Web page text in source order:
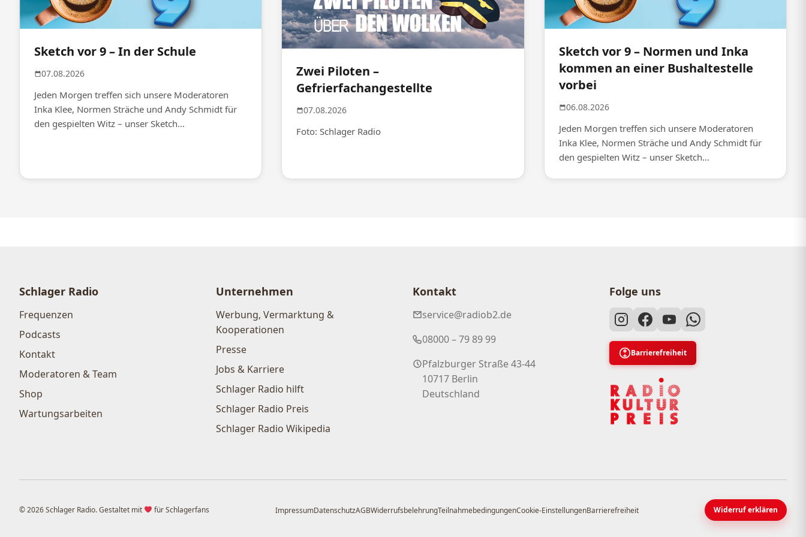
Sketch vor 9 – In der Schule
07.08.2026
Jeden Morgen treffen sich unsere Moderatoren
Inka Klee, Normen Sträche und Andy Schmidt für
den gespielten Witz – unser Sketch...
Zwei Piloten –
Gefrierfachangestellte
07.08.2026
Foto: Schlager Radio
Sketch vor 9 – Normen und Inka
kommen an einer Bushaltestelle
vorbei
06.08.2026
Jeden Morgen treffen sich unsere Moderatoren
Inka Klee, Normen Sträche und Andy Schmidt für
den gespielten Witz – unser Sketch...
Schlager Radio
Frequenzen
Podcasts
Kontakt
Moderatoren & Team
Shop
Wartungsarbeiten
Unternehmen
Werbung, Vermarktung &
Kooperationen
Presse
Jobs & Karriere
Schlager Radio hilft
Schlager Radio Preis
Schlager Radio Wikipedia
Kontakt
service@radiob2.de
08000 – 79 89 99
Pfalzburger Straße 43-44
10717 Berlin
Deutschland
Folge uns
Barrierefreiheit
© 2026 Schlager Radio. Gestaltet mit für Schlagerfans ImpressumDatenschutzAGBWiderrufsbelehrungTeilnahmebedingungenCookie-EinstellungenBarrierefreiheit Widerruf erklären